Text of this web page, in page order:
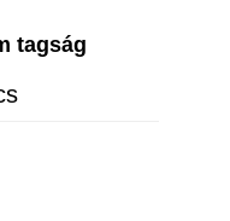
tagság